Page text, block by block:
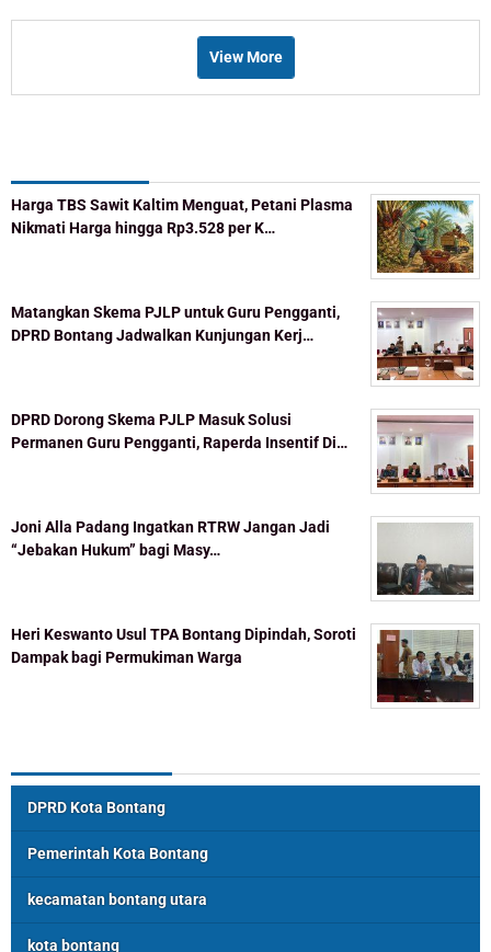
View More
Harga TBS Sawit Kaltim Menguat, Petani Plasma
Nikmati Harga hingga Rp3.528 per K…
Matangkan Skema PJLP untuk Guru Pengganti,
DPRD Bontang Jadwalkan Kunjungan Kerj…
DPRD Dorong Skema PJLP Masuk Solusi
Permanen Guru Pengganti, Raperda Insentif Di…
Joni Alla Padang Ingatkan RTRW Jangan Jadi
“Jebakan Hukum” bagi Masy…
Heri Keswanto Usul TPA Bontang Dipindah, Soroti
Dampak bagi Permukiman Warga
DPRD Kota Bontang
Pemerintah Kota Bontang
kecamatan bontang utara
kota bontang